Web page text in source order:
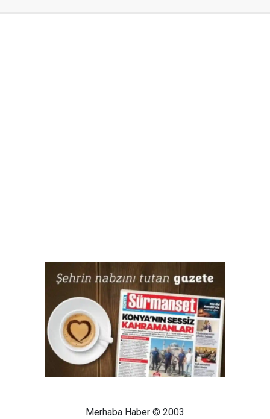
Merhaba Haber © 2003